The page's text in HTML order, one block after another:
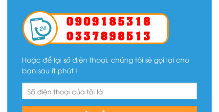
Hoặc để lại số điện thoại, chúng tôi sẽ gọi lại cho
bạn sau ít phút !